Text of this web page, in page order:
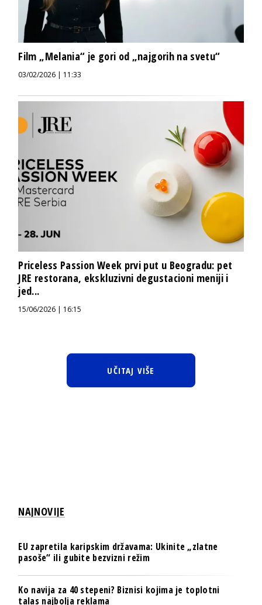
Film „Melania“ je gori od „najgorih na svetu“
03/02/2026 | 11:33
Priceless Passion Week prvi put u Beogradu: pet
JRE restorana, ekskluzivni degustacioni meniji i
jed...
15/06/2026 | 16:15
UČITAJ VIŠE
NAJNOVIJE
EU zapretila karipskim državama: Ukinite „zlatne
pasoše“ ili gubite bezvizni režim
Ko navija za 40 stepeni? Biznisi kojima je toplotni
talas najbolja reklama